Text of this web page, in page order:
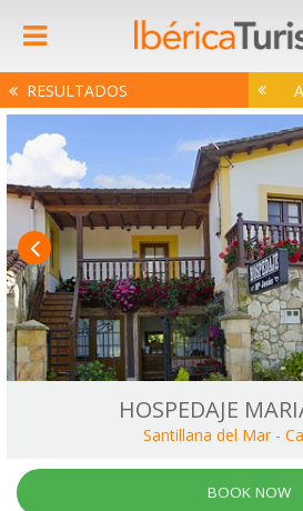
RESULTADOS
HOSPEDAJE
Santillana del Mar -
BOOK NOW